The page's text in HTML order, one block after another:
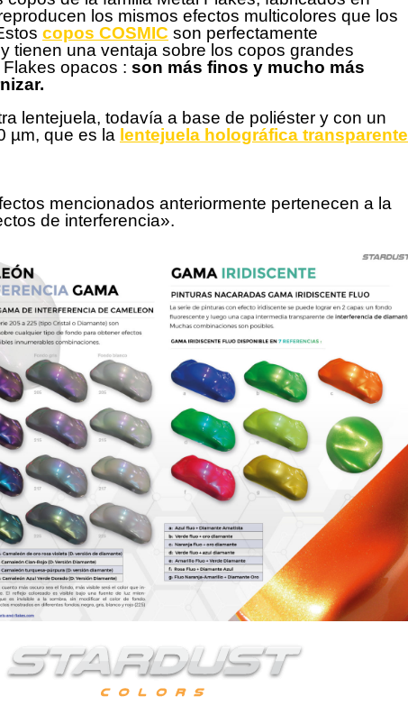
los mismos efectos multicolores que los
copos COSMIC son perfectamente
tienen una ventaja sobre los copos grandes
opacos : son más finos y mucho más
lentejuela, todavía a base de poliéster y con un
µm, que es la lentejuela holográfica transparente
mencionados anteriormente pertenecen a la
de interferencia».